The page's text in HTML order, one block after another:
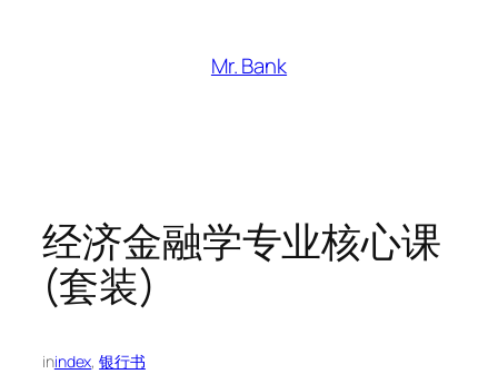
Mr. Bank
经济金融学专业核心课
(套装)
inindex, 银行书